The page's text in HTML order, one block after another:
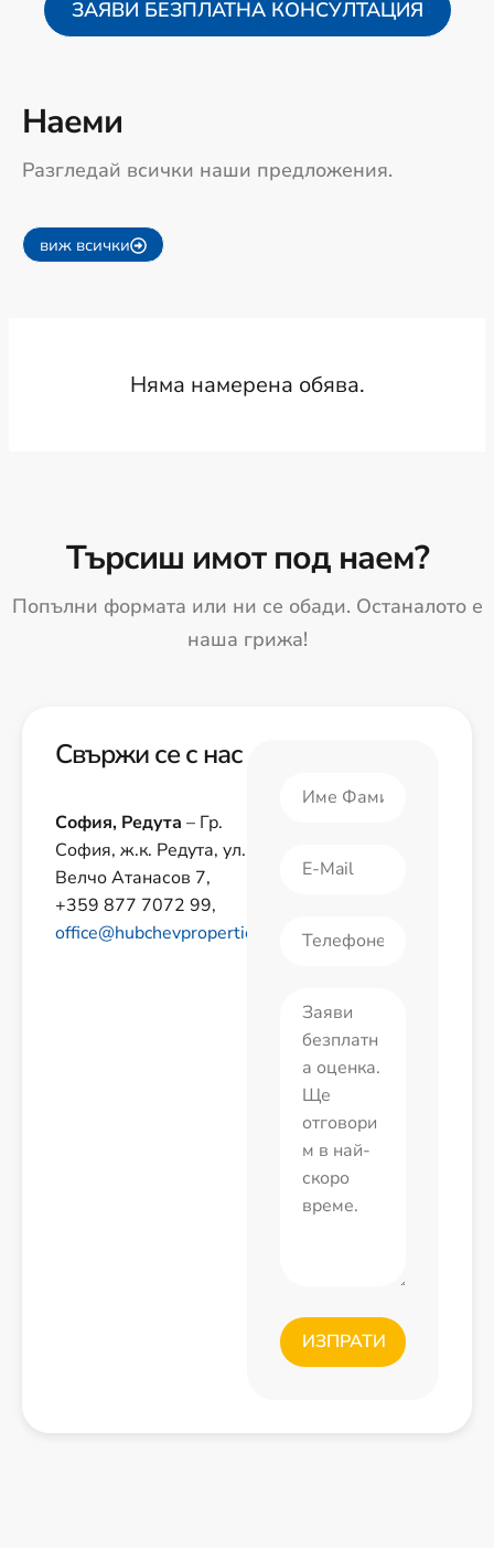
ЗАЯВИ БЕЗПЛАТНА КОНСУЛТАЦИЯ
Наеми
Разгледай всички наши предложения.
виж всички
Няма намерена обява.
Търсиш имот под наем?
Попълни формата или ни се обади. Останалото е
наша грижа!
Свържи се с нас
София, Редута – Гр.
София, ж.к. Редута, ул.
Велчо Атанасов 7,
+359 877 7072 99,
office@hubchevproperties.com